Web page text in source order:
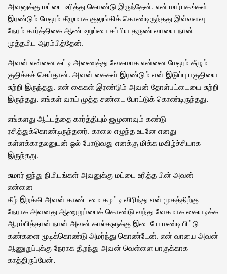
அவனுக்கு மட்டை உரித்து கொண்டு இருந்தேன். என் மார்பகங்கள்
இரண்டும் மேலும் கீழுமாக குலுங்கிக் கொண்டிருந்தது இவ்வளவு
நேரம் கார்த்திகை ஆண் உறுப்பை சப்பிய தருண் வாயை நான்
முத்தமிட ஆரம்பித்தேன்.
அவன் என்னை கட்டி அணைத்து வேகமாக என்னை மேலும் கீழும்
குதிக்கச் செய்தான். அவன் கைகள் இரண்டும் என் இடுப்பு பகுதியை
சுற்றி இருந்தது. என் கைகள் இரண்டும் அவன் தோள்பட்டையை சுற்றி
இருந்தது. எங்கள் வாய் முத்த சண்டை போட்டுக் கொண்டிருந்தது.
எங்களது ஆட்டத்தை கார்த்தியும் ஜமுனாவும் கண்டு
ரசித்துக்கொண்டிருந்தனர். காலை எழுந்த உடனே எனது
கள்ளக்காதலனுடன் ஓல் போடுவது எனக்கு மிக்க மகிழ்ச்சியாக
இருந்தது.
சுமார் ஐந்து நிமிடங்கள் அவனுக்கு மட்டை உரித்த பின் அவன்
என்னை
கீழ் இறக்கி அவன் காண்டமை கழட்டி விரிந்து என் முகத்திற்கு
நேராக அவனது ஆணுறுப்பைக் கொண்டு வந்து வேகமாக கையடிக்க
ஆரம்பித்தான் நான் அவன் கால்களுக்கு இடையே மண்டியிட்டு
கண்களை மூடிக்கொண்டு அமர்ந்து கொண்டேன். என் வாயை அவன்
ஆணுறுப்புக்கு நேராக திறந்து அவன் வெள்ளை பாகுக்காக
காத்திருப்பேன்.